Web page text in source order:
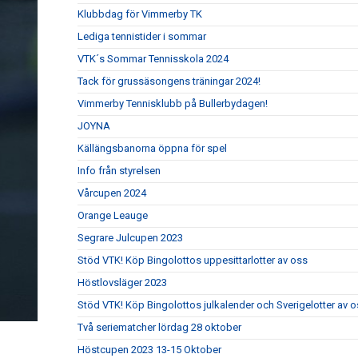
Klubbdag för Vimmerby TK
Lediga tennistider i sommar
VTK´s Sommar Tennisskola 2024
Tack för grussäsongens träningar 2024!
Vimmerby Tennisklubb på Bullerbydagen!
JOYNA
Källängsbanorna öppna för spel
Info från styrelsen
Vårcupen 2024
Orange Leauge
Segrare Julcupen 2023
Stöd VTK! Köp Bingolottos uppesittarlotter av oss
Höstlovsläger 2023
Stöd VTK! Köp Bingolottos julkalender och Sverigelotter av
Två seriematcher lördag 28 oktober
Höstcupen 2023 13-15 Oktober